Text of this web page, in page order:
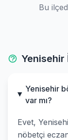
Bu
Yenisehir
Yenisehir
var mı?
Evet,
nöbetçi